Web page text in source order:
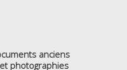
anciens
photographies